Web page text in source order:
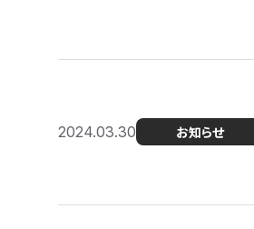
2024.03.30 お知らせ